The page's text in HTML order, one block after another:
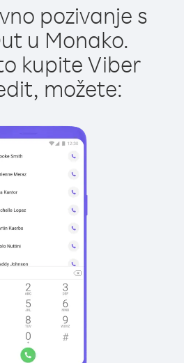
pozivanje s
u Monako.
kupite Viber
možete: